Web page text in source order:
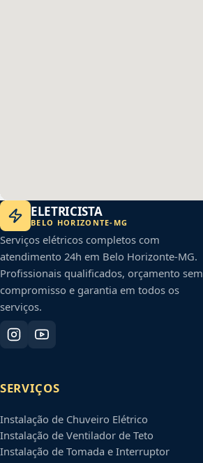
ELETRICISTA
BELO HORIZONTE- MG
Serviços elétricos completos com
atendimento 24h em Belo Horizonte-MG.
Profissionais qualificados, orçamento sem
compromisso e garantia em todos os
serviços.
SERVIÇOS
Instalação de Chuveiro Elétrico
Instalação de Ventilador de Teto
Instalação de Tomada e Interruptor